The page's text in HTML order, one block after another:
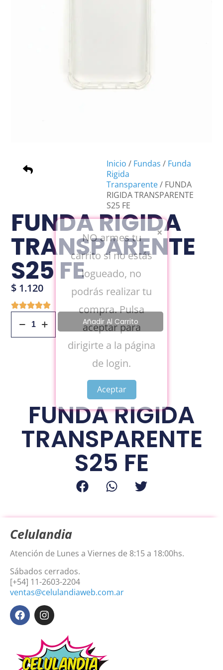
Inicio / Fundas / Funda
Rigida
Transparente/ FUNDA
RIGIDA TRANSPARENTE
S25 FE
FUNDA RIGIDA
TRANSPARENTE
S25 FE
$ 1.120
Añadir Al Carrito
FUNDA RIGIDA
TRANSPARENTE
S25 FE
Celulandia
Atención de Lunes a Viernes de 8:15 a 18:00hs.
Sábados cerrados.
[+54] 11-2603-2204
ventas@celulandiaweb.com.ar
×
NO armes tu
carrito si no estás
logueado, no
podrás realizar tu
compra. Pulsa
aceptar para
dirigirte a la página
de login.
Aceptar